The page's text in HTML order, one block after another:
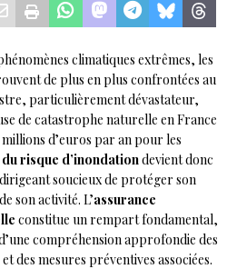
climatiques extrêmes, les
de plus en plus confrontées au
particulièrement dévastateur,
de catastrophe naturelle en France
d’euros par an pour les
risque d’inondationdevient donc
soucieux de protéger son
son activité. L’assurance
constitue un rempart fondamental,
compréhension approfondie des
des mesures préventives associées.